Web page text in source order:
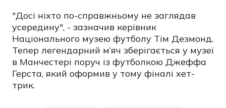
"Досі ніхто по-справжньому не заглядав
усередину", - зазначив керівник
Національного музею футболу Тім Дезмонд.
Тепер легендарний м’яч зберігається у музеї
в Манчестері поруч із футболкою Джеффа
Герста, який оформив у тому фіналі хет-
трик.